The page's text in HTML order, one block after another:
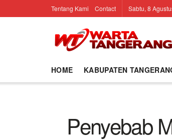
Tentang Kami Contact Sabtu, 8
HOME KABUPATEN
Penyebab